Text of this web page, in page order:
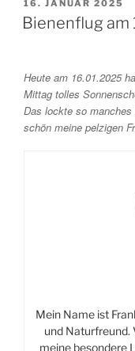
e
b
o
k
i
l
AM
16. JANUAR 2025
Bienenflug am
Heute am 16.01.2025
Mittag tolles
Das lockte so
schön meine pelzigen
Mein Name ist
und Naturfreund.
meine besondere